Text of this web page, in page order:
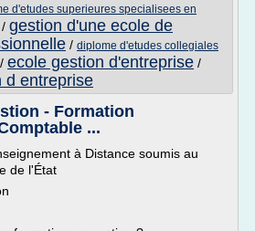
d'etudes superieures specialisees en
/ gestion d'une ecole de
/ diplome d'etudes collegiales
/ ecole gestion d'entreprise /
d entreprise
- Formation
...
à Distance soumis au
de l'État